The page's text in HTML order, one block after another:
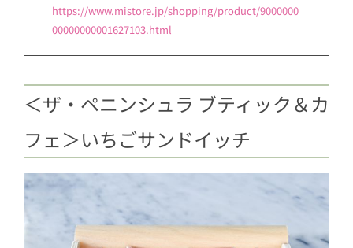
https://www.mistore.jp/shopping/product/9000000
00000000001627103.html
​＜ザ・ペニンシュラ ブティック＆カ
フェ＞いちごサンドイッチ